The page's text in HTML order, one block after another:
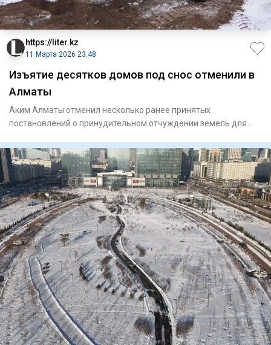
https://liter.kz
11 Марта 2026 23:48
Изъятие десятков домов под снос отменили в
Алматы
Аким Алматы отменил несколько ранее принятых
постановлений о принудительном отчуждении земель для